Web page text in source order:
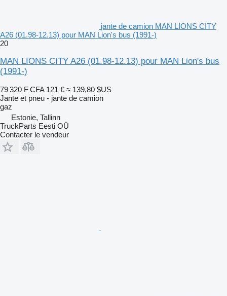
jante de camion MAN LIONS CITY
A26 (01.98-12.13) pour MAN Lion's bus (1991-)
20
MAN LIONS CITY A26 (01.98-12.13) pour MAN Lion's bus
(1991-)
79 320 F CFA 121 € ≈ 139,80 $US
Jante et pneu - jante de camion
gaz
Estonie, Tallinn
TruckParts Eesti OÜ
Contacter le vendeur